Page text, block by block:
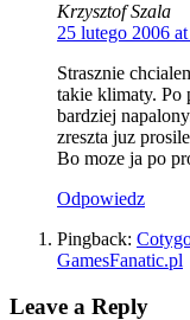
Krzysztof Szala
25 lutego 2006
Strasznie
takie klimaty. Po
bardziej
zreszta juz
Bo moze ja po
Odpowiedz
Pingback:
GamesFanatic.pl
Leave a Reply